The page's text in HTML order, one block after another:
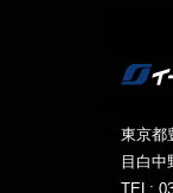
東京都
目白中
TEL: